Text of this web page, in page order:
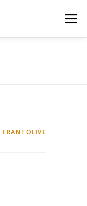
メニュ
FRANTOLIVE